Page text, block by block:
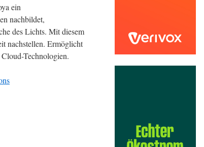
ein
nachbildet,
des Lichts. Mit diesem
nachstellen. Ermöglicht
Technologien.